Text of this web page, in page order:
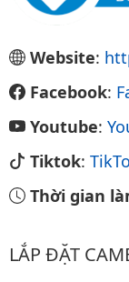
Website:
Facebook:
Youtube:
Tiktok:
Thời gian
LẮP ĐẶT